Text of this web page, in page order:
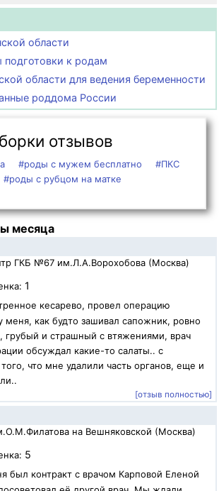
области
подготовки к родам
области для ведения беременности
роддома России
отзывов
#роды с мужем бесплатно
#ПКС
#роды с рубцом на матке
месяца
ГКБ №67 им.Л.А.Ворохобова (Москва)
1
кесарево, провел операцию
меня, как будто зашивал сапожник, ровно
грубый и страшный с втяжениями, врач
обсуждал какие-то салаты.. с
что мне удалили часть органов, еще и
[отзыв полностью]
на Вешняковской (Москва)
5
был контракт с врачом Карповой Еленой